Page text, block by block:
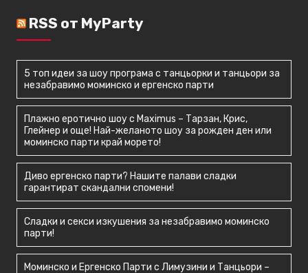
RSS от MyParty
5 топ идеи за шоу програма с танцьорки и танцьори за
незабравимо моминско и ергенско парти
Плажно еротично шоу с Maximus – Тарзан, Крис,
Глейнер и още! Най-желаното шоу за рожден ден или
моминско парти край морето!
Диво ергенско парти? Нашите палави сладки
гарантират скандални спомени!
Сладки и секси изкушения за незабравимо моминско
парти!
Моминско и Ергенско Парти с Лимузини и Танцьори –